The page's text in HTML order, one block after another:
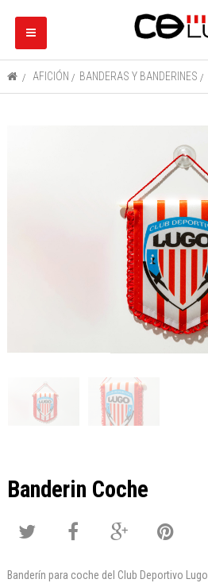
Navegación
Toggle
> AFICIÓN > BANDERAS Y BANDERINES >
Banderin Coche
Banderín para coche del Club Deportivo Lugo